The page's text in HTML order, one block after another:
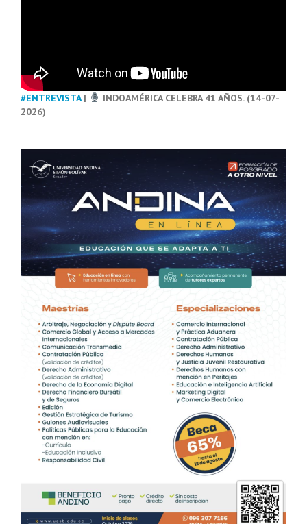
#ENTREVISTA|
INDOAMÉRICA CELEBRA 41 AÑOS. (14-07-
2026)